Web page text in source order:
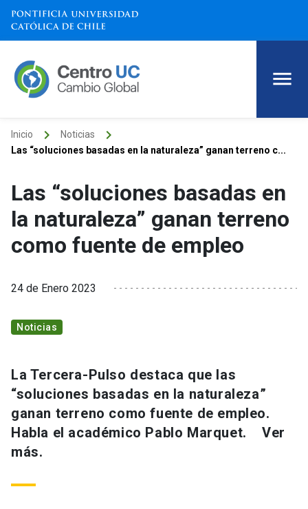
Inicio keyboard_arrow_right Noticias keyboard_arrow_right
Las “soluciones basadas en la naturaleza” ganan terreno c...
Las “soluciones basadas en
la naturaleza” ganan terreno
como fuente de empleo
24 de Enero 2023
Noticias
La Tercera-Pulso destaca que las
“soluciones basadas en la naturaleza”
ganan terreno como fuente de empleo.
Habla el académico Pablo Marquet. Ver
más.